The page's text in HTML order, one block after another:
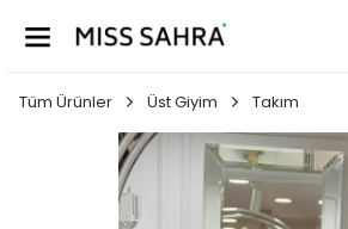
Tüm Ürünler Üst Giyim Takım